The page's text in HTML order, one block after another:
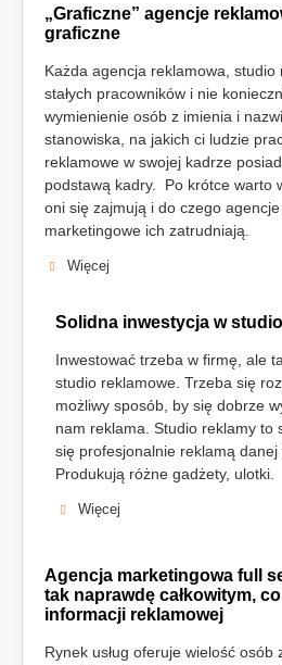
„Graficzne” agencje
graficzne
Każda agencja reklamowa, studio
stałych pracowników i nie
wymienienie osób z imienia i
stanowiska, na jakich ci ludzie
reklamowe w swojej kadrze
podstawą kadry. Po krótce warto
oni się zajmują i do czego
marketingowe ich zatrudniają.
Więcej
Solidna inwestycja w
Inwestować trzeba w firmę, ale
studio reklamowe. Trzeba się
możliwy sposób, by się dobrze
nam reklama. Studio reklamy to
się profesjonalnie reklamą danej
Produkują różne gadżety, ulotki.
Więcej
Agencja marketingowa full
tak naprawdę całkowitym,
informacji reklamowej
Rynek usług oferuje wielość osób